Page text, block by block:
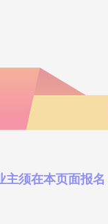
须在本页面报